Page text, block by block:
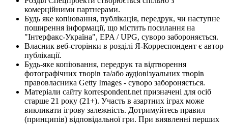
комерційними партнерами.
Будь яке копіювання, публікація, передрук, чи наступне
поширення інформації, що містить посилання на
"Інтерфакс-Україна", EPA / UPG, суворо забороняється.
Власник веб-сторінки в розділі Я-Корреспондент є автор
публікації.
Будь-яке копіювання, передрук та відтворення
фотографічних творів та/або аудіовізуальних творів
правовласника Getty Images - суворо забороняється.
Матеріали сайту korrespondent.net призначені для осіб
старше 21 року (21+). Участь в азартних іграх може
викликати ігрову залежність. Дотримуйтесь правил
(принципів) відповідальної гри. При виявленні перших